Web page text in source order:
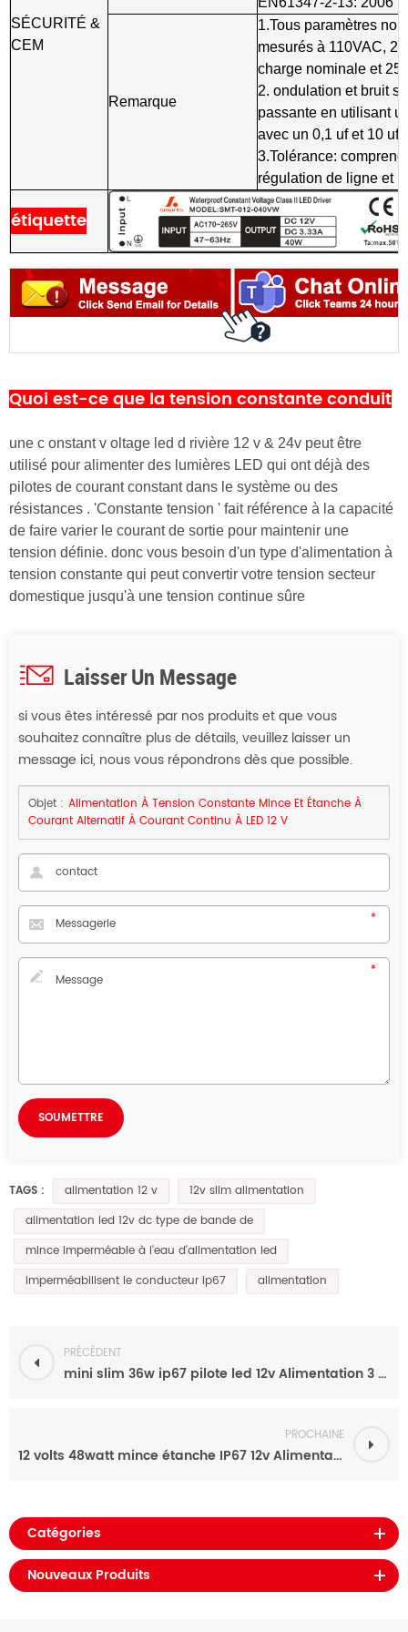
SÉCURITÉ &
CEM
Remarque
1.Tous paramètres
mesurés à 110VAC,
charge nominale et
2. ondulation et bruit
passante en utilisant
avec un 0,1 uf et 10 uf
3.Tolérance:
régulation de ligne et
étiquette
Quoi est-ce que la tension constante conduit
une c onstantv oltage led d rivière 12 v & 24v peut être
utilisé pour alimenter des lumières LED qui ont déjà des
pilotes de courant constant dans le système ou des
résistances . 'Constante tension ' fait référence à la capacité
de faire varier le courant de sortie pour maintenir une
tension définie. donc vous besoin d'un type d'alimentation à
tension constante qui peut convertir votre tension secteur
domestique jusqu'à une tension continue sûre
Laisser Un Message
si vous êtes intéressé par nos produits et que vous
souhaitez connaître plus de détails, veuillez laisser un
message ici, nous vous répondrons dès que possible.
Objet : Alimentation À Tension Constante Mince Et Étanche À
Courant Alternatif À Courant Continu À LED 12 V
TAGS : alimentation 12 v
12v slim alimentation
alimentation led 12v dc type de bande de
mince imperméable à l'eau d'alimentation led
imperméabilisent le conducteur ip67
alimentation
PRÉCÉDENT
mini slim 36w ip67 pilote led 12v Alimentation 3 ampères avec ce etl rohs
PROCHAINE
12 volts 48watt mince étanche IP67 12v Alimentation 4 ampères pour miroir LED
Catégories
Nouveaux Produits